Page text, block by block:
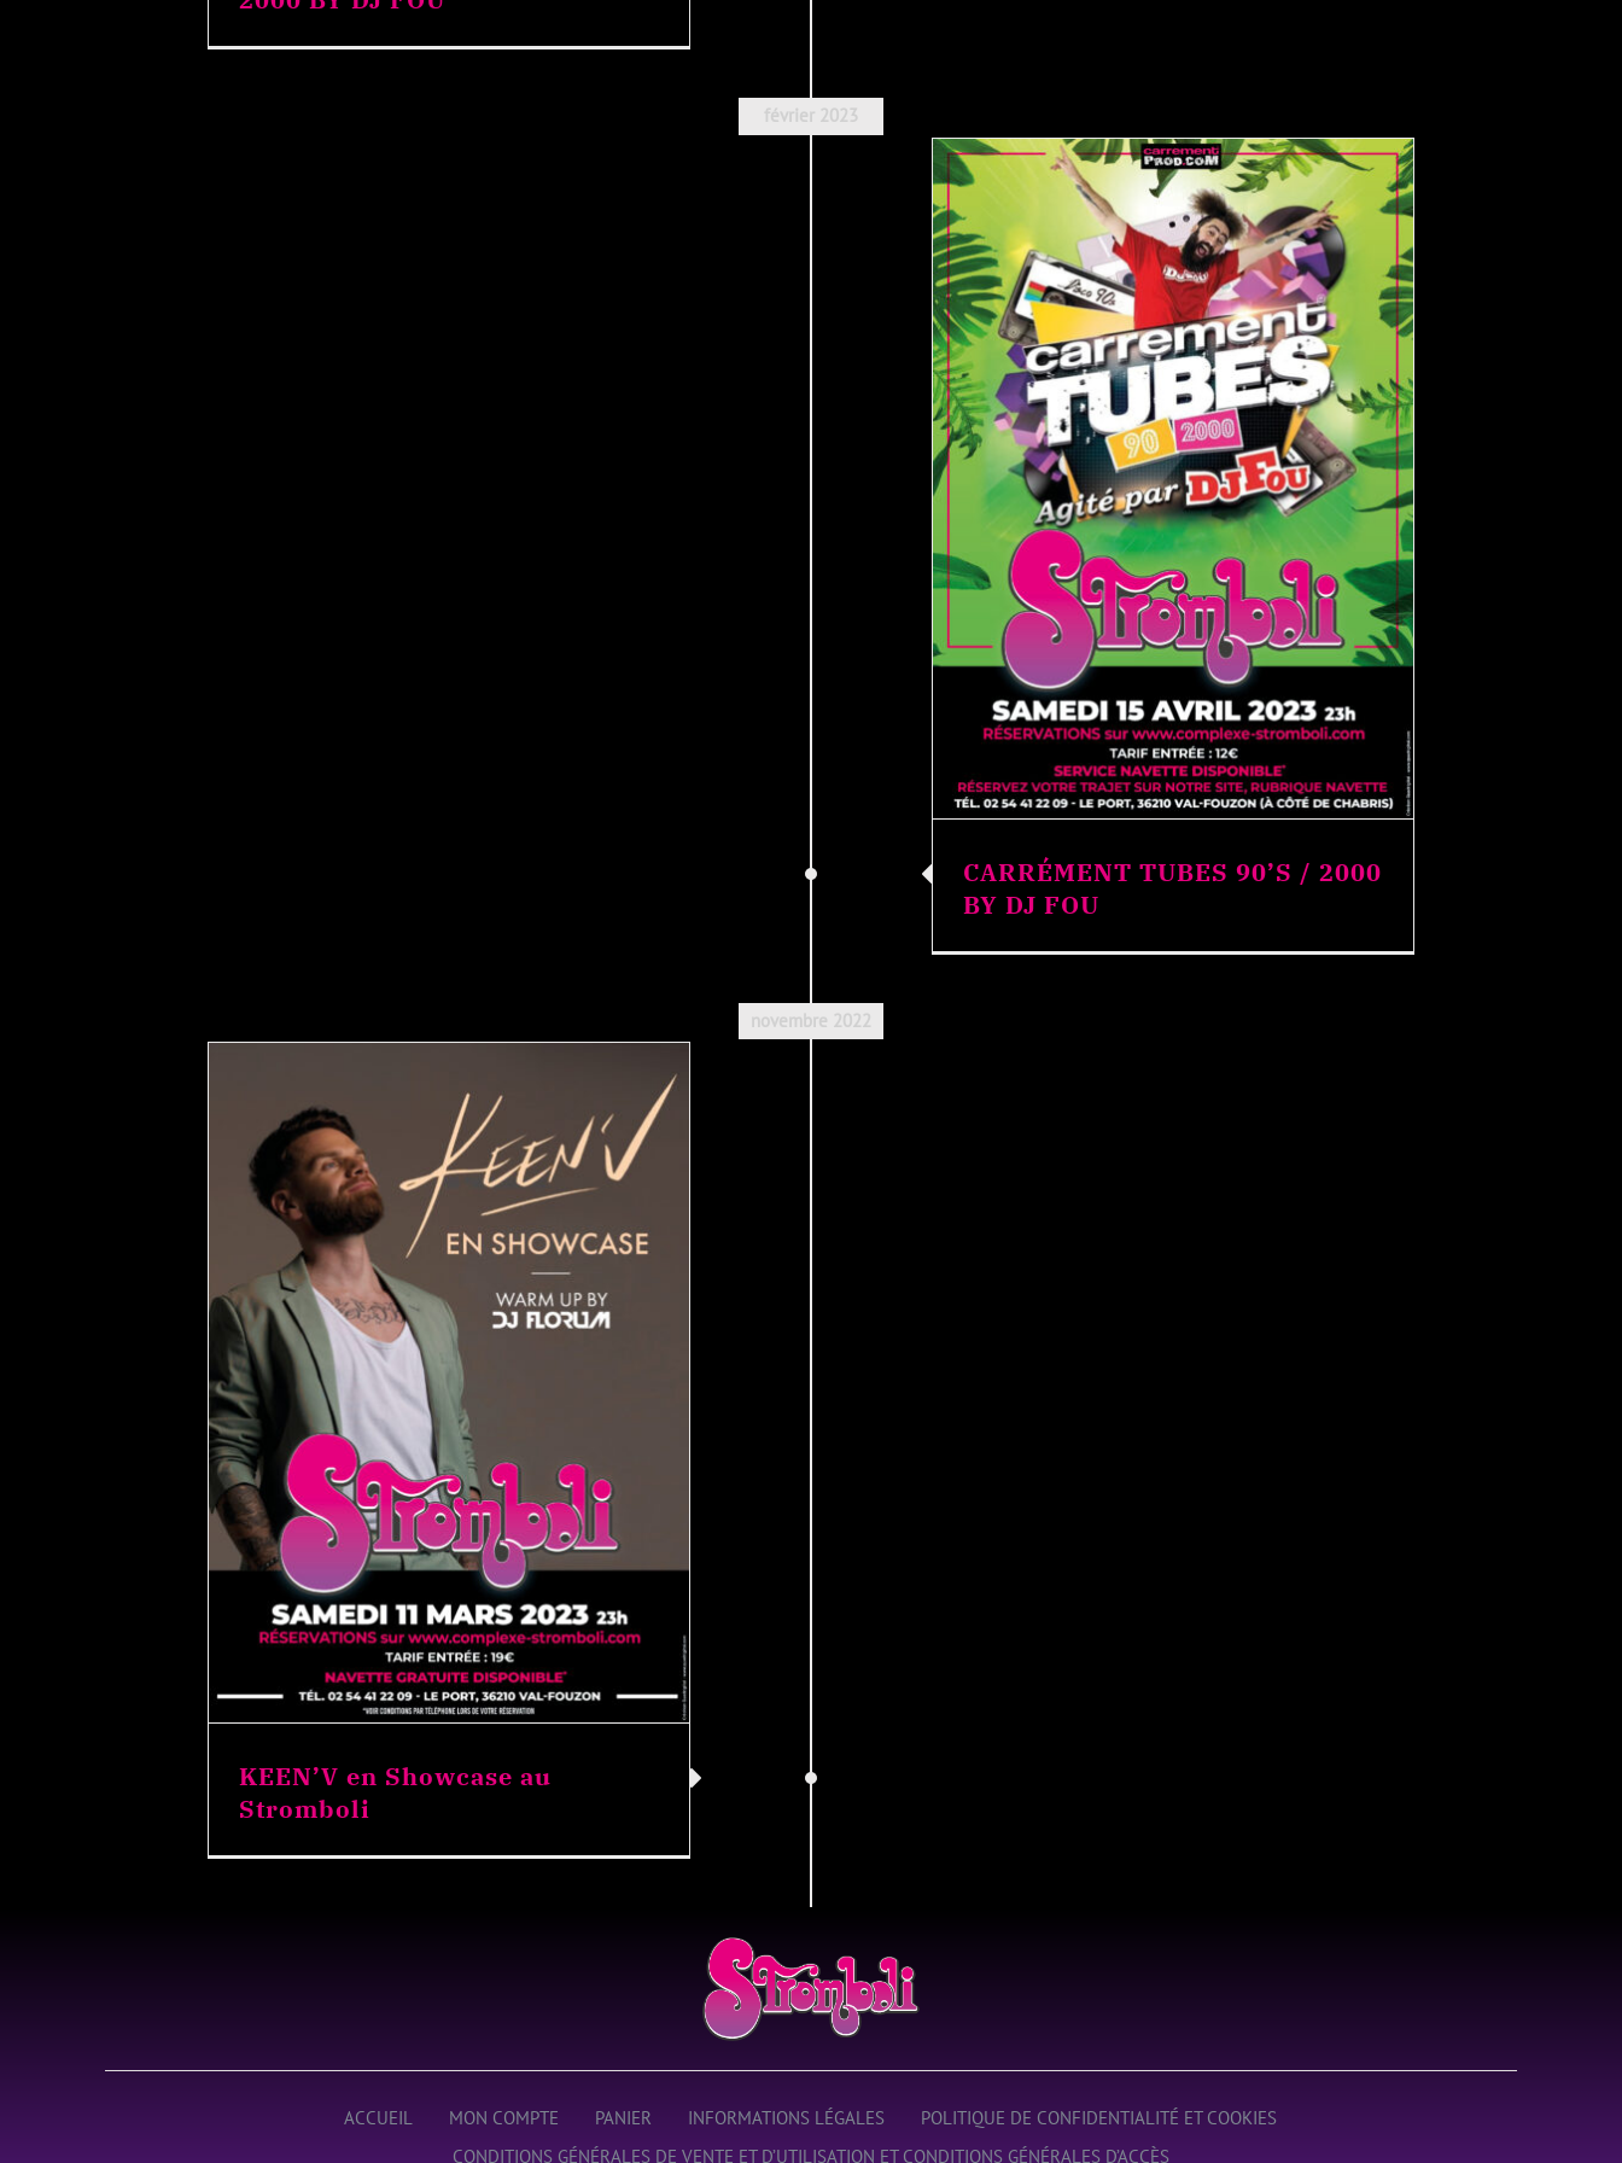
février 2023
CARRÉMENT TUBES 90’S / 2000
BY DJ FOU
novembre 2022
KEEN’V en Showcase au
Stromboli
ACCUEIL MON COMPTE PANIER INFORMATIONS LÉGALES
POLITIQUE DE CONFIDENTIALITÉ ET COOKIES
CONDITIONS GÉNÉRALES DE VENTE ET D’UTILISATION ET CONDITIONS GÉNÉRALES D’ACCÈS